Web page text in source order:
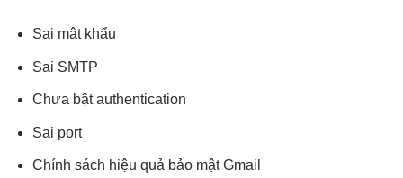
Sai mật khẩu
Sai SMTP
Chưa bật authentication
Sai port
Chính sách hiệu quả bảo mật Gmail